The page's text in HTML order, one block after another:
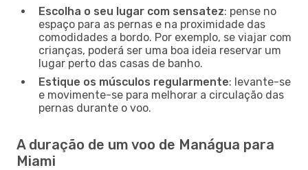
Escolha o seu lugar com sensatez: pense no
espaço para as pernas e na proximidade das
comodidades a bordo. Por exemplo, se viajar com
crianças, poderá ser uma boa ideia reservar um
lugar perto das casas de banho.
Estique os músculos regularmente: levante-se
e movimente-se para melhorar a circulação das
pernas durante o voo.
A duração de um voo de Manágua para
Miami